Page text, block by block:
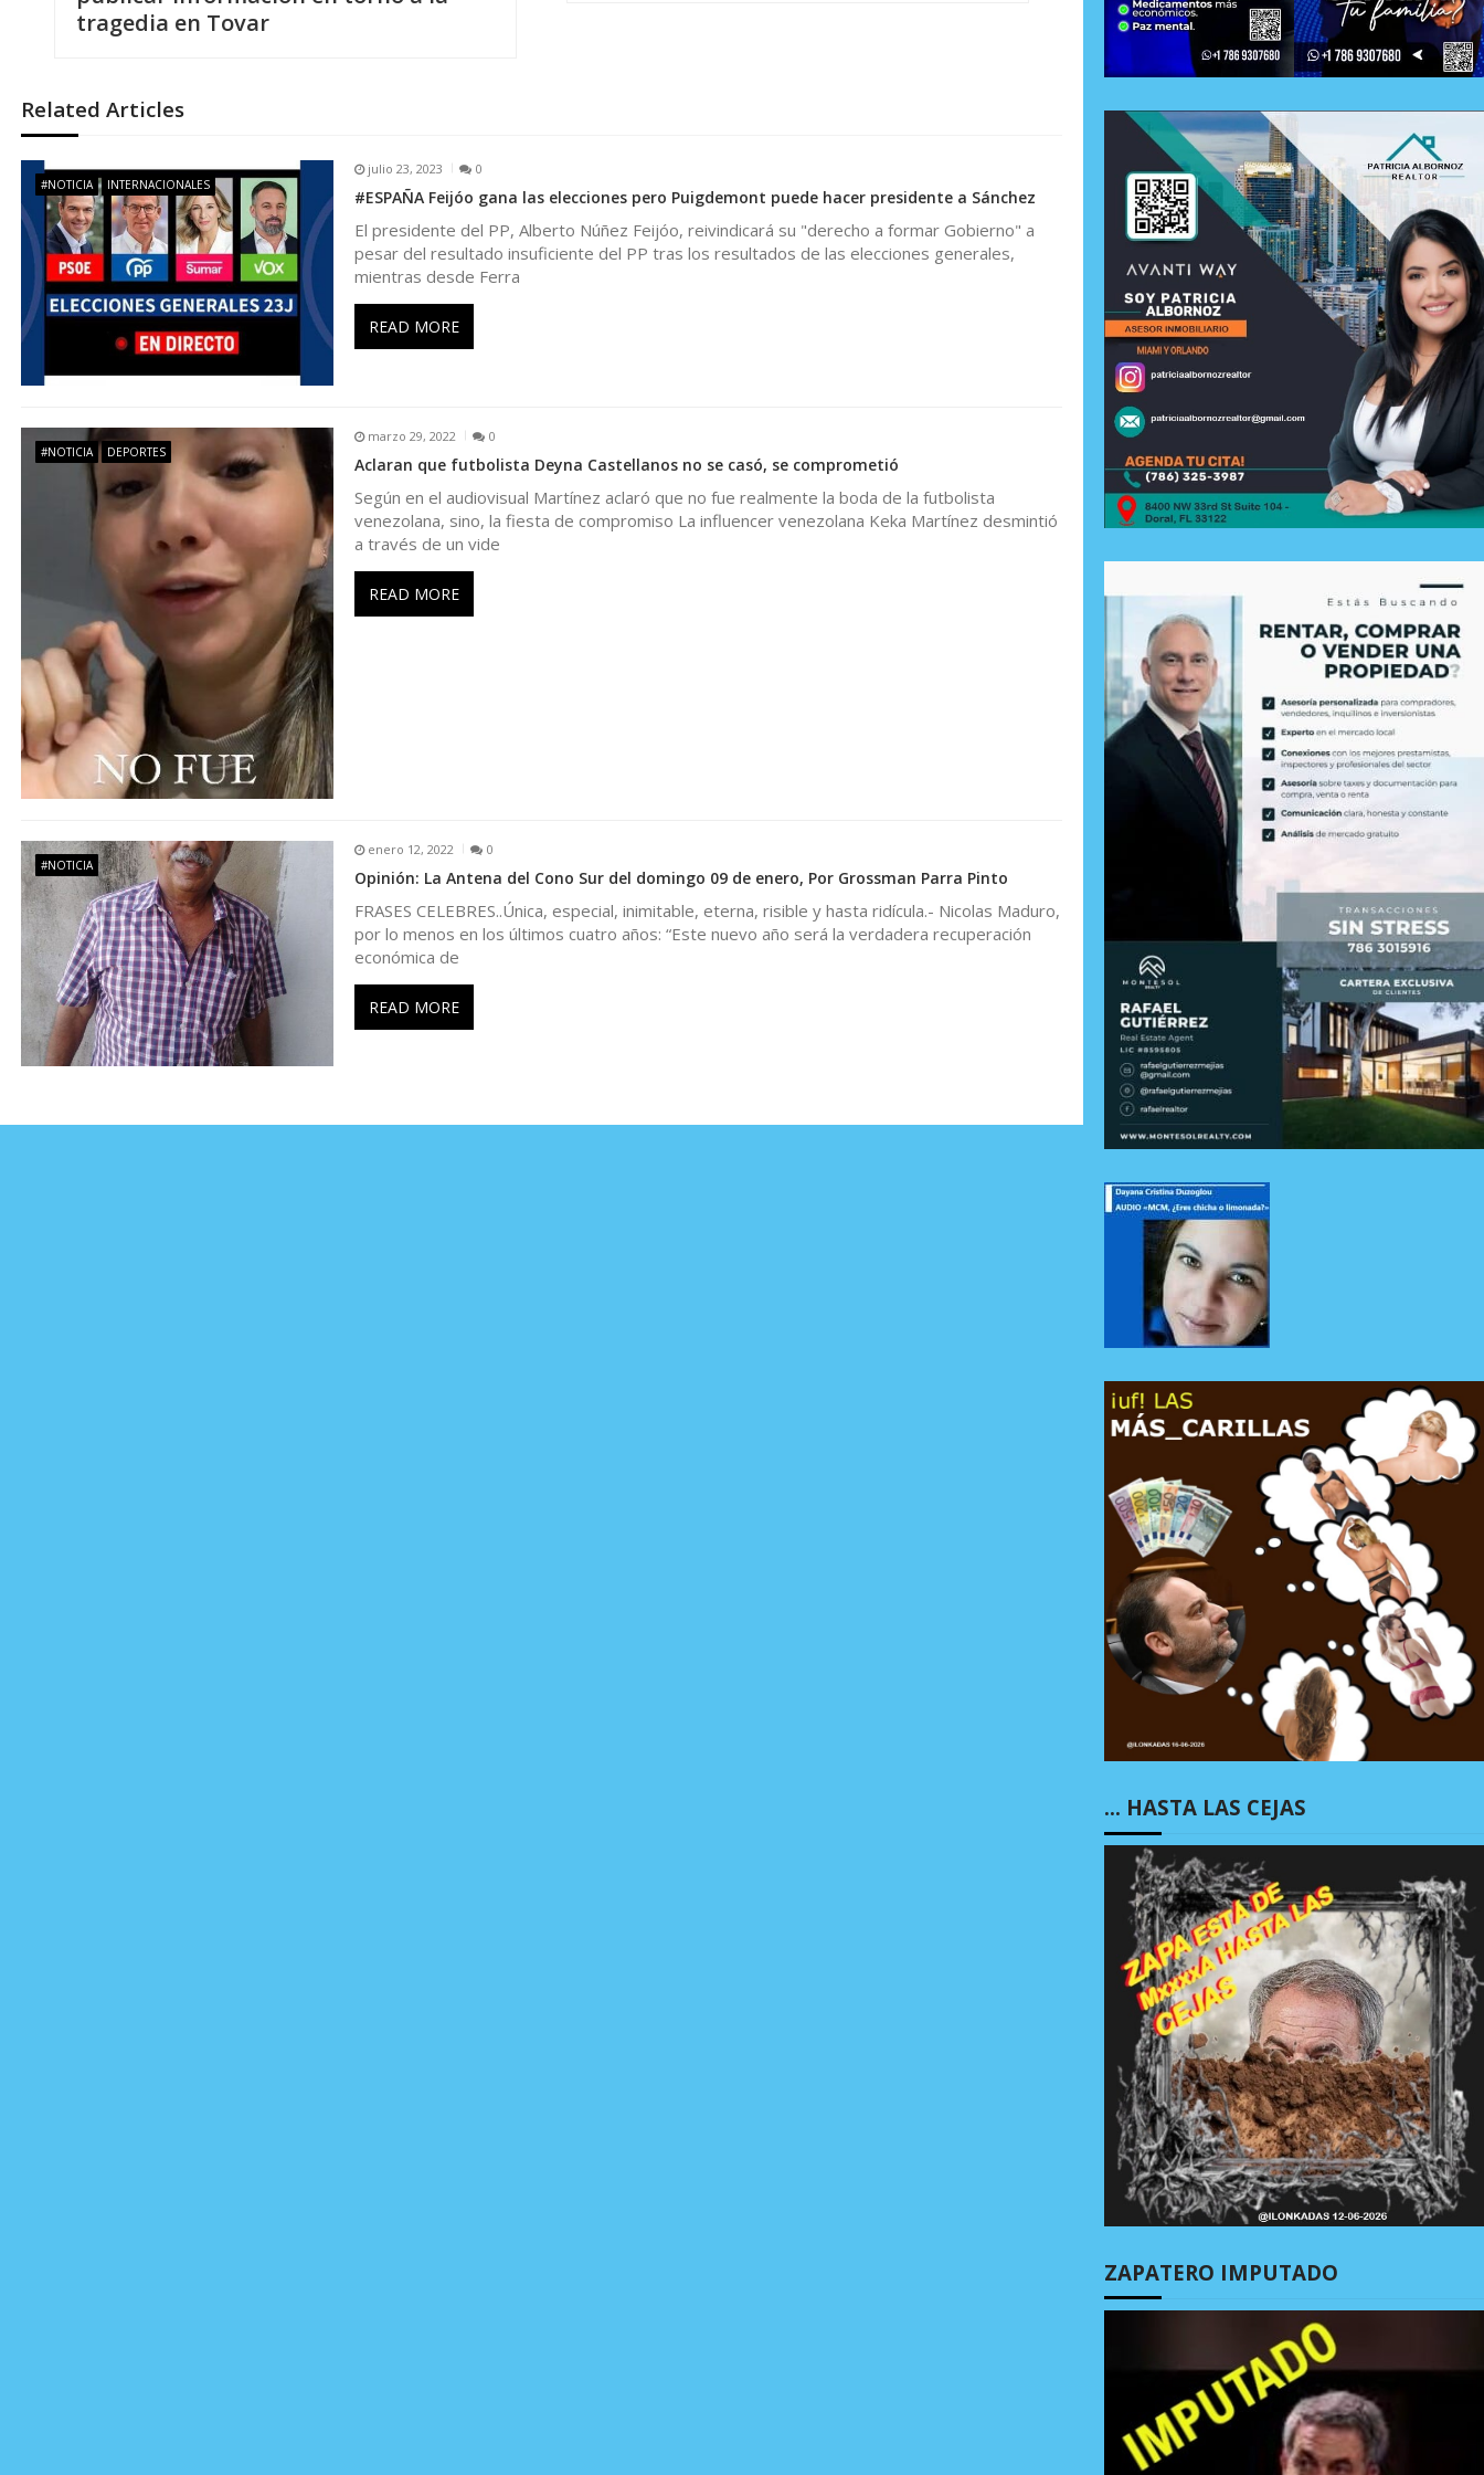
g
a
c
ó
n
d
t
r
a
d
a
s
tragedia en Tovar
Related Articles
#NOTICIA INTERNACIONALES
julio 23, 2023 0
#ESPAÑA Feijóo gana las elecciones pero Puigdemont puede hacer presidente a Sánchez
El presidente del PP, Alberto Núñez Feijóo, reivindicará su "derecho a formar Gobierno" a
pesar del resultado insuficiente del PP tras los resultados de las elecciones generales,
mientras desde Ferra
READ MORE
#NOTICIA DEPORTES
marzo 29, 2022 0
Aclaran que futbolista Deyna Castellanos no se casó, se comprometió
Según en el audiovisual Martínez aclaró que no fue realmente la boda de la futbolista
venezolana, sino, la fiesta de compromiso La influencer venezolana Keka Martínez desmintió
a través de un vide
READ MORE
#NOTICIA
enero 12, 2022 0
Opinión: La Antena del Cono Sur del domingo 09 de enero, Por Grossman Parra Pinto
FRASES CELEBRES..Única, especial, inimitable, eterna, risible y hasta ridícula.- Nicolas Maduro,
por lo menos en los últimos cuatro años: “Este nuevo año será la verdadera recuperación
económica de
READ MORE
… HASTA LAS CEJAS
ZAPATERO IMPUTADO